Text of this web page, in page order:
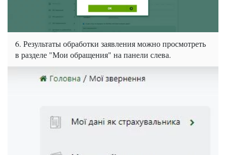
6. Результаты обработки заявления можно просмотреть
в разделе "Мои обращения" на панели слева.